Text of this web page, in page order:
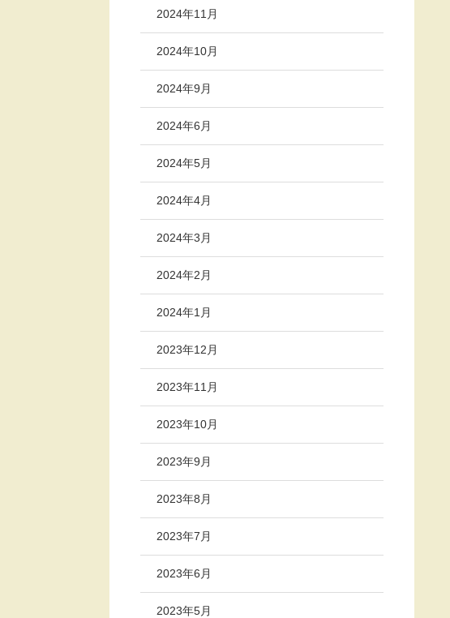
2024年11月
2024年10月
2024年9月
2024年6月
2024年5月
2024年4月
2024年3月
2024年2月
2024年1月
2023年12月
2023年11月
2023年10月
2023年9月
2023年8月
2023年7月
2023年6月
2023年5月